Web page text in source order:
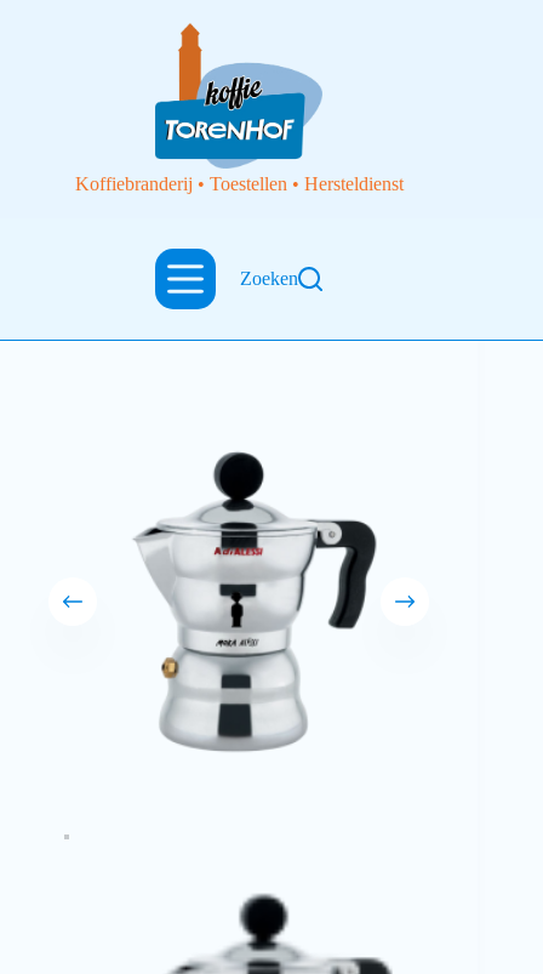
Koffiebranderij • Toestellen • Hersteldienst
Zoeken
Filterkoffietoestellen